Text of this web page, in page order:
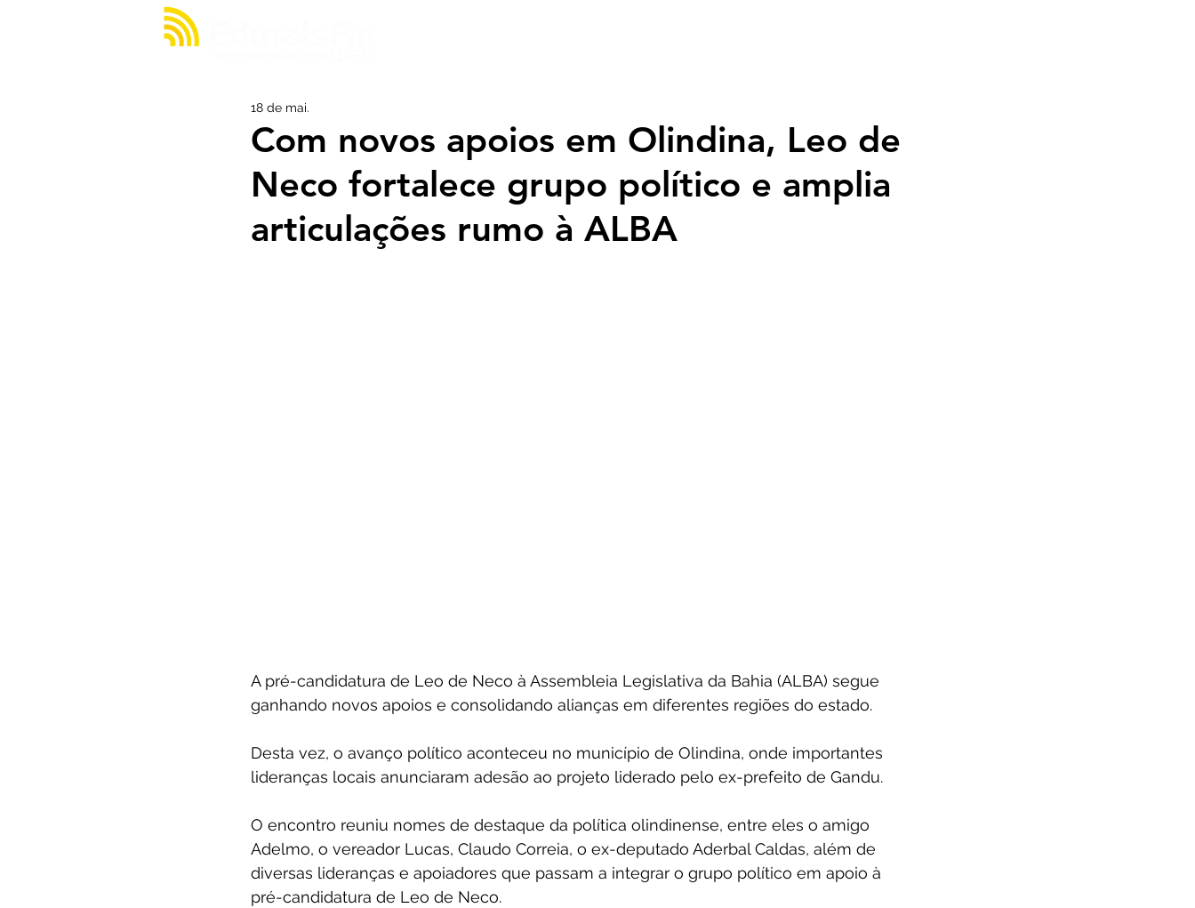
Com novos apoios em Olindina, Leo de
Neco fortalece grupo político e amplia
articulações rumo à ALBA
18 de mai.
A pré-candidatura de Leo de Neco à Assembleia Legislativa da Bahia (ALBA) segue
ganhando novos apoios e consolidando alianças em diferentes regiões do estado.
Desta vez, o avanço político aconteceu no município de Olindina, onde importantes
lideranças locais anunciaram adesão ao projeto liderado pelo ex-prefeito de Gandu.
O encontro reuniu nomes de destaque da política olindinense, entre eles o amigo
Adelmo, o vereador Lucas, Claudo Correia, o ex-deputado Aderbal Caldas, além de
diversas lideranças e apoiadores que passam a integrar o grupo político em apoio à
pré-candidatura de Leo de Neco.